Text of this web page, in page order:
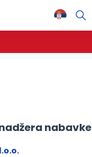
nabavke